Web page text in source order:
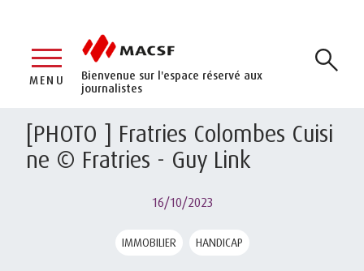
Bienvenue sur l'espace réservé aux
journalistes
MENU
[PHOTO ] Fratries Colombes Cuisi
ne © Fratries - Guy Link
16/10/2023
IMMOBILIER HANDICAP